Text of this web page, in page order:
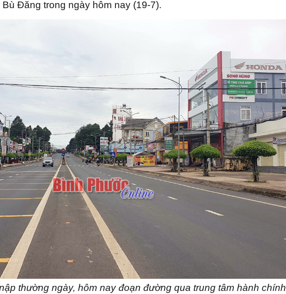
Đăng trong ngày hôm nay (19-7).
thường ngày, hôm nay đoạn đường qua trung tâm hành chính